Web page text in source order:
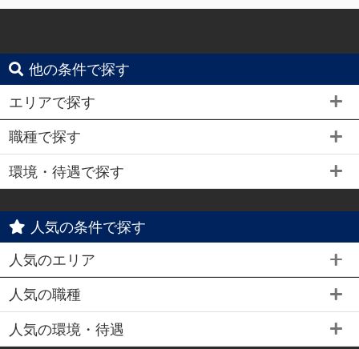
他の条件で探す
エリアで探す
職種で探す
環境・待遇で探す
人気の条件で探す
人気のエリア
人気の職種
人気の環境・待遇